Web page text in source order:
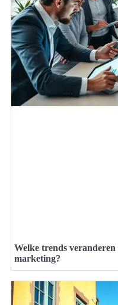
Welke trends
marketing?